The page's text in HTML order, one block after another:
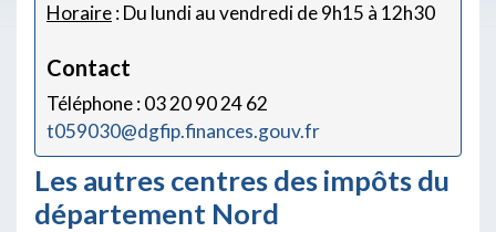
Horaire: Du lundi au vendredi de 9h15 à 12h30
Contact
Téléphone : 03 20 90 24 62
t059030@dgfip.finances.gouv.fr
Les autres centres des impôts du
département Nord